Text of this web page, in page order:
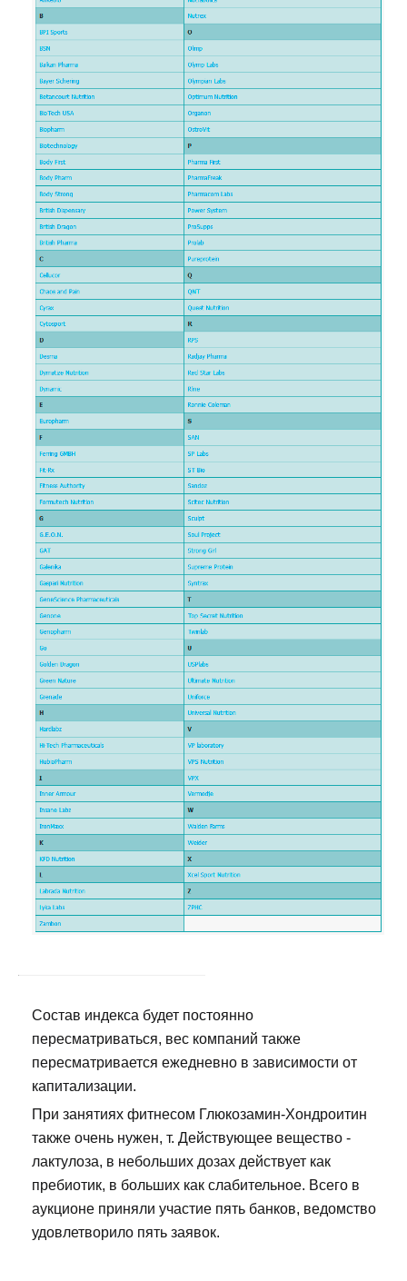
Состав индекса будет постоянно
пересматриваться, вес компаний также
пересматривается ежедневно в зависимости от
капитализации.
При занятиях фитнесом Глюкозамин-Хондроитин
также очень нужен, т. Действующее вещество -
лактулоза, в небольших дозах действует как
пребиотик, в больших как слабительное. Всего в
аукционе приняли участие пять банков, ведомство
удовлетворило пять заявок.